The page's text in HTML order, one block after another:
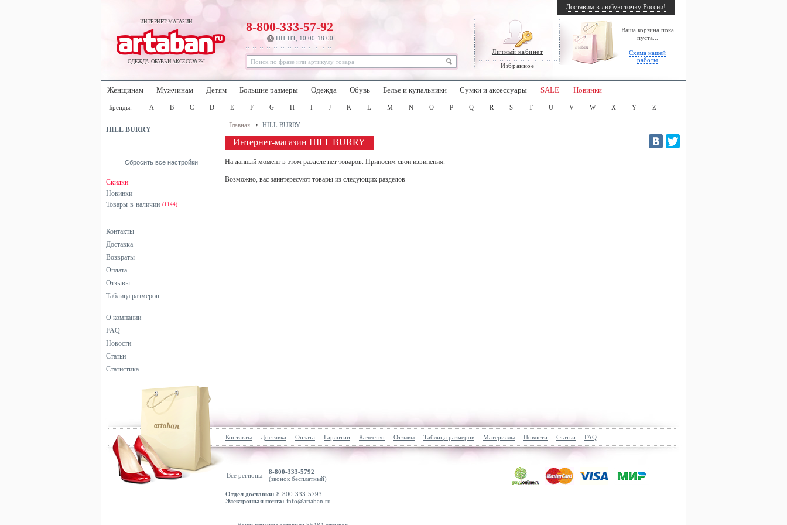
ИНТЕРНЕТ-МАГАЗИН
ОДЕЖДА, ОБУВЬ И АКСЕССУАРЫ
Личный кабинет
Избранное
Ваша корзина пока
пуста...
Схема нашей
работы
8-800-333-57-92
ПН-ПТ, 10:00-18:00
Доставим в любую точку России!
Женщинам Мужчинам Детям Большие размеры Одежда Обувь Белье и купальники Сумки и аксессуары SALE Новинки
Бренды: A B C D E F G H I J K L M N O P Q R S T U V W X Y Z
HILL BURRY
Сбросить все настройки
Скидки
Новинки
Товары в наличии (1144)
Контакты
Доставка
Возвраты
Оплата
Отзывы
Таблица размеров
О компании
FAQ
Новости
Статьи
Статистика
Главная HILL BURRY
Интернет-магазин HILL BURRY
На данный момент в этом разделе нет товаров. Приносим свои извинения.
Возможно, вас заинтересуют товары из следующих разделов
Контакты Доставка Оплата Гарантии Качество Отзывы Таблица размеров Материалы Новости Статьи FAQ
Все регионы
8-800-333-5792
(звонок бесплатный)
Отдел доставки: 8-800-333-5793
Электронная почта: info@artaban.ru